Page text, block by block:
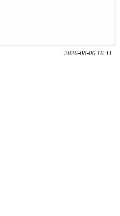
2026-08-06 16:11